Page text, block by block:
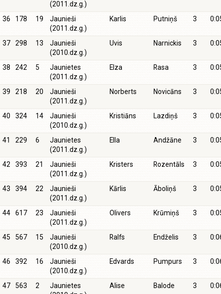
(2011.dz.g.)
36
178 19
Jaunieši
(2011.dz.g.)
Karlis Putniņš 3
37 298 13
Jaunieši
(2010.dz.g.)
Uvis Narnickis 3
38 242 5
Jaunietes
(2011.dz.g.)
Elza Rasa 3
39 218 20
Jaunieši
(2011.dz.g.)
Norberts Novicāns 3
40 324 14
Jaunieši
(2010.dz.g.)
Kristiāns Lazdiņš 3
41 229 6
Jaunietes
(2011.dz.g.)
Ella Andžāne 3
42 393 21
Jaunieši
(2011.dz.g.)
Kristers Rozentāls 3
43 394 22
Jaunieši
(2011.dz.g.)
Kārlis Āboliņš 3
44 617 23
Jaunieši
(2011.dz.g.)
Olivers Krūmiņš 3
45 567 15
Jaunieši
(2010.dz.g.)
Ralfs Endželis 3
46 392 16
Jaunieši
(2010.dz.g.)
Edvards Pumpurs 3
47 563 2
Jaunietes
Alise Balode 3